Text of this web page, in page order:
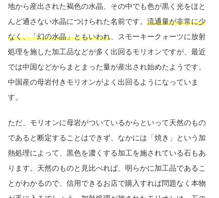
地から産出された褐色の水晶、その中でも色が黒く光をほと
んど通さない水晶につけられた名前です。 流通量が非常に少
なく、「幻の水晶」ともいわれ 、スモーキークォーツに放射
処理を施した加工品などが多く出回るモリオンですが、最近
では中国などからまとまった量が産出され始めたようです。
中国産の母岩付きモリオンがよく出回るようになっていま
す。
ただ、モリオンに母岩がついているからといって天然のもの
であると断定することはできず、なかには「焼き」という加
熱処理によって、黒色を濃くする加工を施されている石もあ
ります。天然のものと見比べれば、明らかに加工品であるこ
とがわかるので、信用できるお店で購入すれば問題なく本物